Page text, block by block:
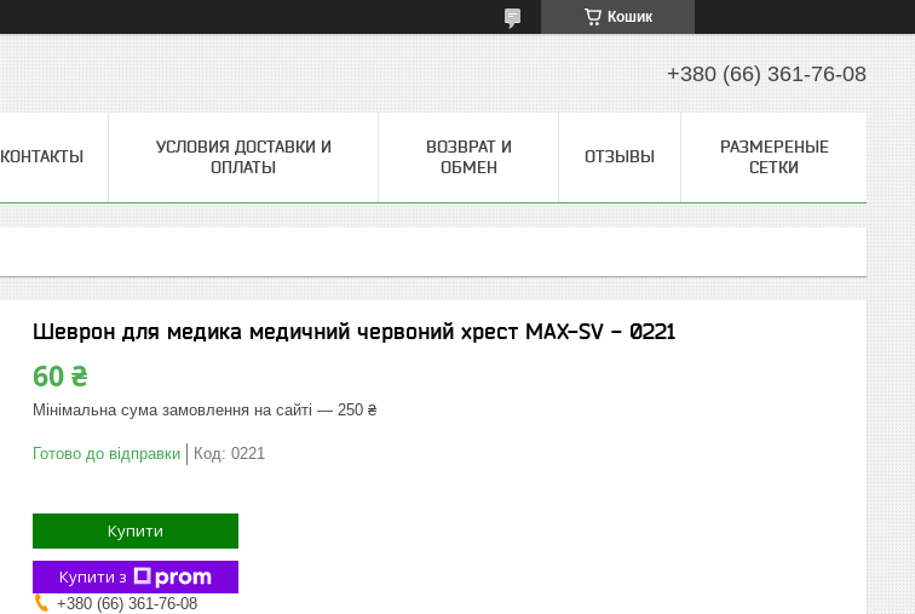
Кошик
+380 (66) 361-76-08
КОНТАКТЫ
УСЛОВИЯ ДОСТАВКИ И
ОПЛАТЫ
ВОЗВРАТ И
ОБМЕН
ОТЗЫВЫ
РАЗМЕРЕНЫЕ
СЕТКИ
Шеврон для медика медичний червоний хрест MAX-SV - 0221
60 ₴
Мінімальна сума замовлення на сайті — 250 ₴
Готово до відправки Код: 0221
Купити
Купити з
+380 (66) 361-76-08